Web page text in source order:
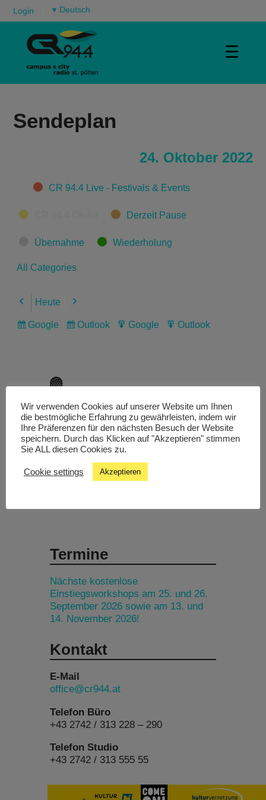
Login ▾
☰
Sendeplan
24. Oktober 2022
CategoriesCR 94.4 Live - Festivals & Events
Derzeit Pause
Übernahme Wiederholung
All Categories
Previous
Heute Next
Subscribe
Google
Subscribe
Outlook
Export
Google
Export
Outlook
Livestream
Studiochat
Termine
Nächste kostenlose
Einstiegsworkshops am 25. und 26.
September 2026 sowie am 13. und
14. November 2026!
Kontakt
E-Mail
office@cr944.at
Telefon Büro
+43 2742 / 313 228 – 290
Telefon Studio
+43 2742 / 313 555 55
Wir verwenden Cookies auf unserer Website um Ihnen
die bestmögliche Erfahrung zu gewährleisten, indem wir
Ihre Präferenzen für den nächsten Besuch der Website
speichern. Durch das Klicken auf "Akzeptieren" stimmen
Sie ALL diesen Cookies zu.
Cookie settings Akzeptieren